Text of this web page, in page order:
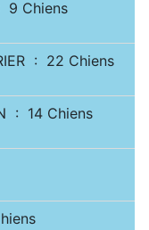
9 Chiens
: 22 Chiens
: 14 Chiens